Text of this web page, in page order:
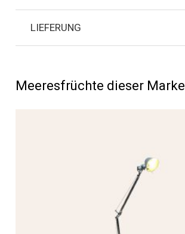
LIEFERUNG
Meeresfrüchte dieser Marke